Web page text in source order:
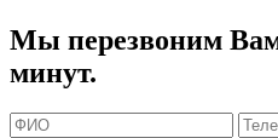
Мы перезвоним Вам
минут.